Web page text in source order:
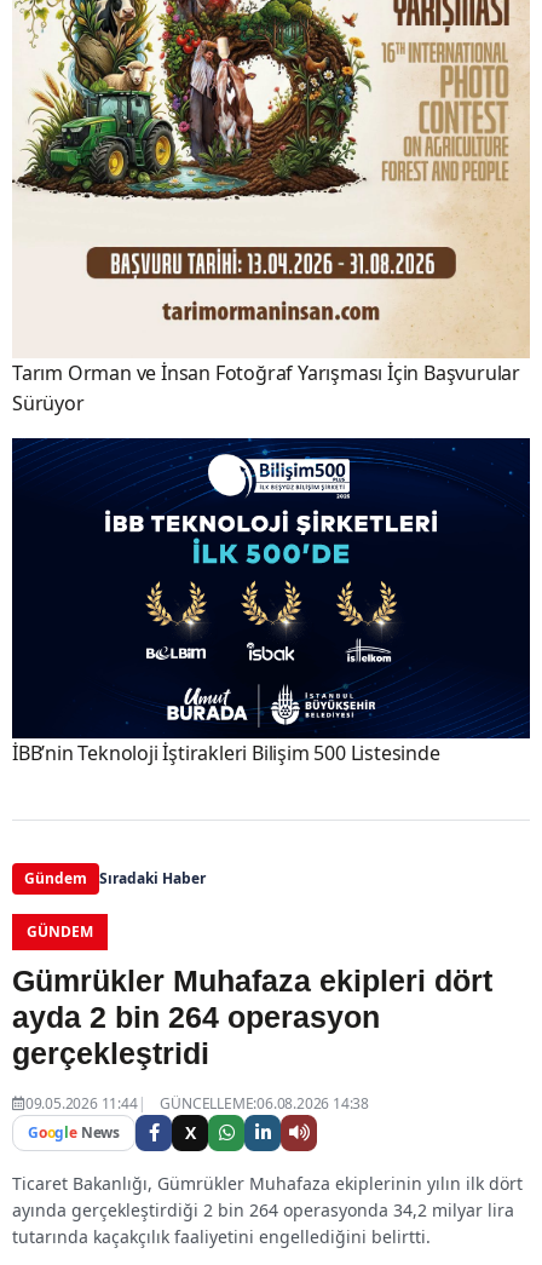
Tarım Orman ve İnsan Fotoğraf Yarışması İçin Başvurular
Sürüyor
İBB’nin Teknoloji İştirakleri Bilişim 500 Listesinde
Gündem Sıradaki Haber
GÜNDEM
Gümrükler Muhafaza ekipleri dört
ayda 2 bin 264 operasyon
gerçekleştridi
09.05.2026 11:44
GÜNCELLEME:06.08.2026 14:38
Google News X
Ticaret Bakanlığı, Gümrükler Muhafaza ekiplerinin yılın ilk dört
ayında gerçekleştirdiği 2 bin 264 operasyonda 34,2 milyar lira
tutarında kaçakçılık faaliyetini engellediğini belirtti.